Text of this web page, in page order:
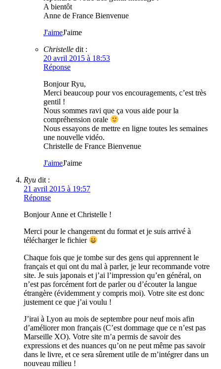
A bientôt
Anne de France Bienvenue
J'aimeJ'aime
Christelle dit :
20 avril 2015 à 18:53
Réponse
Bonjour Ryu,
Merci beaucoup pour vos encouragements, c’est très
gentil !
Nous sommes ravi que ça vous aide pour la
compréhension orale
Nous essayons de mettre en ligne toutes les semaines
une nouvelle vidéo.
Christelle de France Bienvenue
J'aimeJ'aime
Ryu dit :
21 avril 2015 à 19:57
Réponse
Bonjour Anne et Christelle !
Merci pour le changement du format et je suis arrivé à
télécharger le fichier
Chaque fois que je tombe sur des gens qui apprennent le
français et qui ont du mal à parler, je leur recommande votre
site. Je suis japonais et j’ai l’impression qu’en général, on
n’est pas forcément fort de parler ou d’écouter la langue
étrangère (évidemment y compris moi). Votre site est donc
justement ce que j’ai voulu !
J’irai à Lyon au mois de septembre pour neuf mois afin
d’améliorer mon français (C’est dommage que ce n’est pas
Marseille XO). Votre site m’a permis de savoir des
expressions et des nuances qu’on ne peut même pas savoir
dans le livre, et ce sera sûrement utile de m’intégrer dans un
nouveau milieu !